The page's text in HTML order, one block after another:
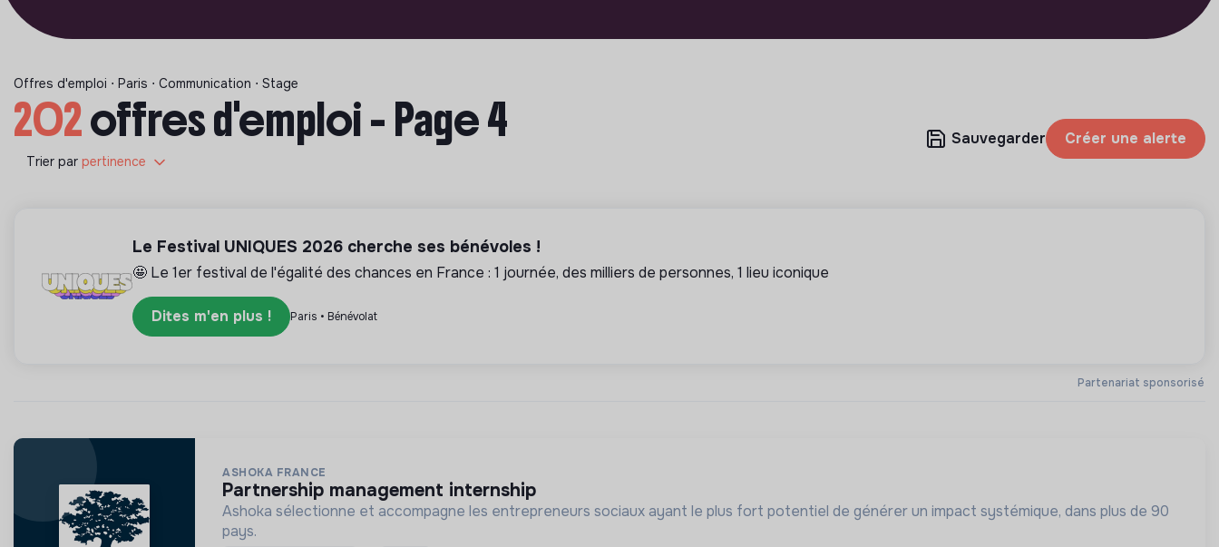
Offres d'emploi ⋅ Paris ⋅ Communication ⋅ Stage
202offres d'emploi - Page 4
Trier par pertinence
Sauvegarder Créer une alerte
Partenariat sponsorisé
Le Festival UNIQUES 2026 cherche ses bénévoles !
🤩 Le 1er festival de l'égalité des chances en France : 1 journée, des milliers de personnes, 1 lieu iconique
Dites m'en plus ! Paris • Bénévolat
ASHOKA FRANCE
partnership management internship
Ashoka sélectionne et accompagne les entrepreneurs sociaux ayant le plus fort potentiel de générer un impact systémique, dans plus de 90
pays.